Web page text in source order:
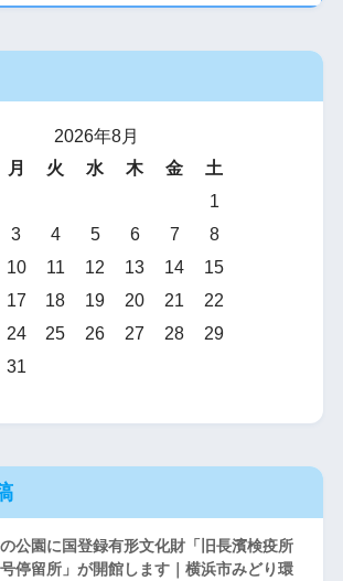
2026年8月
月 火 水 木 金
土
1
3 4 5 6 7
8
10 11 12 13 14
15
17 18 19 20 21
22
24 25 26 27 28
29
31
公園に国登録有形文化財「旧長濱検疫所
停留所」が開館します｜横浜市みどり環